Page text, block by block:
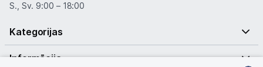
S., Sv. 9:00 – 18:00
Kategorijas
Informācija